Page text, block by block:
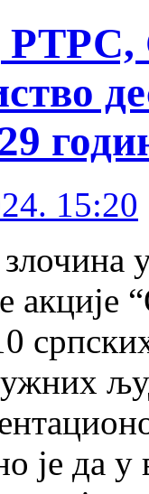
РТРС,
15:20
акције
је да